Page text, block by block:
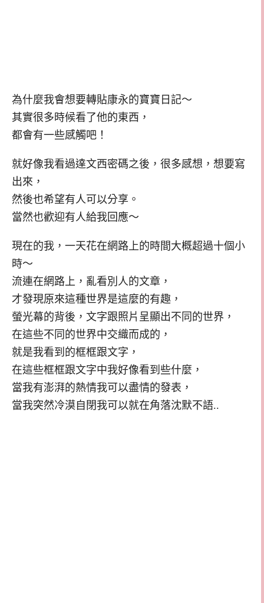
為什麼我會想要轉貼康永的寶寶日記～
其實很多時候看了他的東西，
都會有一些感觸吧！
就好像我看過達文西密碼之後，很多感想，想要寫
出來，
然後也希望有人可以分享。
當然也歡迎有人給我回應～
現在的我，一天花在網路上的時間大概超過十個小
時～
流連在網路上，亂看別人的文章，
才發現原來這種世界是這麼的有趣，
螢光幕的背後，文字跟照片呈顯出不同的世界，
在這些不同的世界中交織而成的，
就是我看到的框框跟文字，
在這些框框跟文字中我好像看到些什麼，
當我有澎湃的熱情我可以盡情的發表，
當我突然冷漠自閉我可以就在角落沈默不語..